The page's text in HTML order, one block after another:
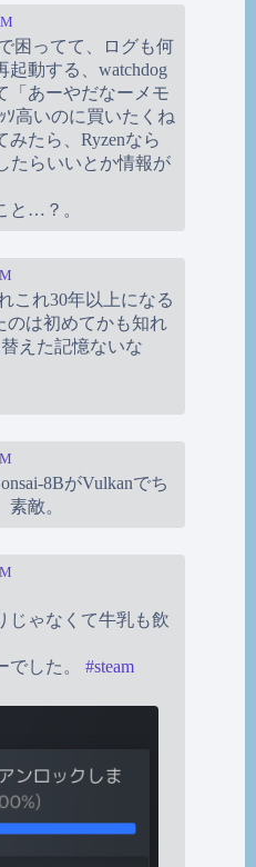
困ってて、ログも何
動する、watchdog
「あーやだなーメモ
ｿ高いのに買いたくね
みたら、Ryzenなら
たらいいとか情報が
と…？。
これ30年以上になる
のは初めてかも知れ
えた記憶ないな
8BがVulkanでち
敵。
じゃなくて牛乳も飲
でした。 #steam